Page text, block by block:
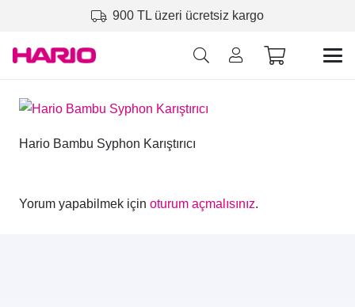
900 TL üzeri ücretsiz kargo
Hario Bambu Syphon Karıştırıcı
Yorum yapabilmek için oturum açmalısınız.